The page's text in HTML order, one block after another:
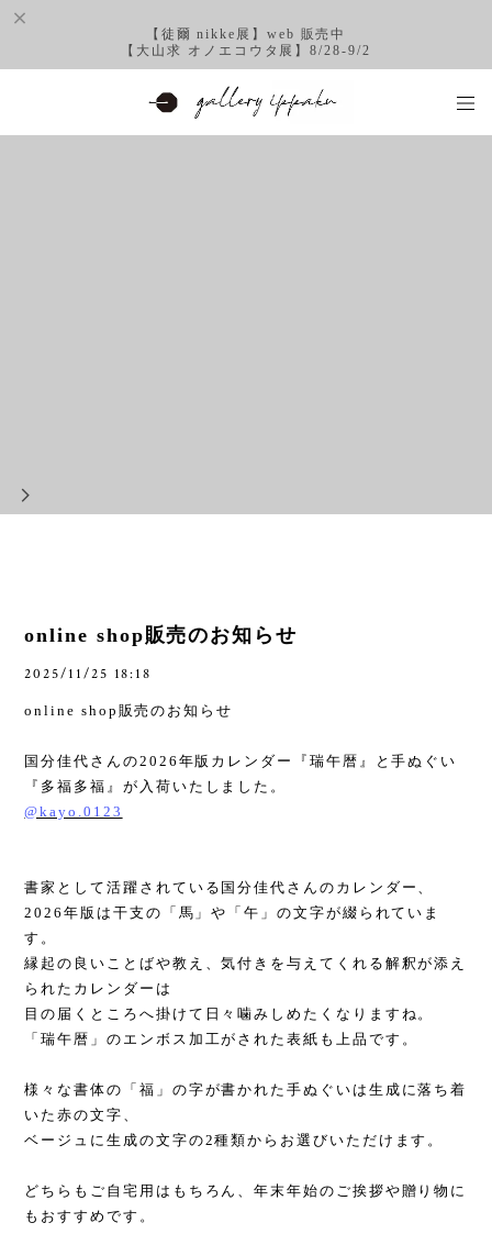
【徒爾 nikke展】web 販売中
【大山求 オノエコウタ展】8/28-9/2
online shop販売のお知らせ
2025/11/25 18:18
online shop 販売のお知らせ
国分佳代さんの2026 年版カレンダー『瑞午暦』と手ぬぐい
『多福多福』が入荷いたしました。
@kayo.0123
書家として活躍されている国分佳代さんのカレンダー、
2026年版は干支の「馬」や「午」の文字が綴られていま
す。
縁起の良いことばや教え、気付きを与えてくれる解釈が添え
られたカレンダーは
目の届くところへ掛けて日々噛みしめたくなりますね。
「瑞午暦」のエンボス加工がされた表紙も上品です。
様々な書体の「福」の字が書かれた手ぬぐいは生成に落ち着
いた赤の文字、
ベージュに生成の文字の2種類からお選びいただけます。
どちらもご自宅用はもちろん、年末年始のご挨拶や贈り物に
もおすすめです。